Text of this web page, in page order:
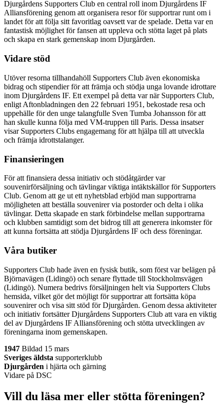
Djurgårdens Supporters Club en central roll inom Djurgårdens IF
Alliansförening genom att organisera resor för supportrar runt om i
landet för att följa sitt favoritlag oavsett var de spelade. Detta var en
fantastisk möjlighet för fansen att uppleva och stötta laget på plats
och skapa en stark gemenskap inom Djurgården.
Vidare stöd
Utöver resorna tillhandahöll Supporters Club även ekonomiska
bidrag och stipendier för att främja och stödja unga lovande idrottare
inom Djurgårdens IF. Ett exempel på detta var när Supporters Club,
enligt Aftonbladningen den 22 februari 1951, bekostade resa och
uppehälle för den unge talangfulle Sven Tumba Johansson för att
han skulle kunna följa med VM-truppen till Paris. Dessa insatser
visar Supporters Clubs engagemang för att hjälpa till att utveckla
och främja idrottstalanger.
Finansieringen
För att finansiera dessa initiativ och stödåtgärder var
souvenirförsäljning och tävlingar viktiga intäktskällor för Supporters
Club. Genom att ge ut ett nyhetsblad erbjöd man supportrarna
möjligheten att beställa souvenirer via postorder och delta i olika
tävlingar. Detta skapade en stark förbindelse mellan supportrarna
och klubben samtidigt som det bidrog till att generera inkomster för
att kunna fortsätta att stödja Djurgårdens IF och dess föreningar.
Våra butiker
Supporters Club hade även en fysisk butik, som först var belägen på
Björnavägen (Lidingö) och senare flyttade till Stockholmsvägen
(Lidingö). Numera bedrivs försäljningen helt via Supporters Clubs
hemsida, vilket gör det möjligt för supportrar att fortsätta köpa
souvenirer och visa sitt stöd för Djurgården. Genom dessa aktiviteter
och initiativ fortsätter Djurgårdens Supporters Club att vara en viktig
del av Djurgårdens IF Alliansförening och stötta utvecklingen av
föreningarna inom gemenskapen.
1947 Bildad 15 mars
Sveriges äldsta supporterklubb
Djurgården i hjärta och gärning
Vidare på DSC
Vill du läsa mer eller stötta föreningen?